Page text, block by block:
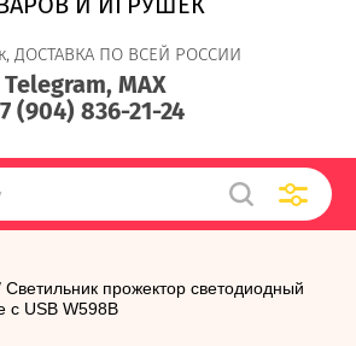
ДОСТАВКА ПО ВСЕЙ РОССИИ
Telegram, MAX
(904) 836-21-24
Светильник прожектор светодиодный
с USB W598B